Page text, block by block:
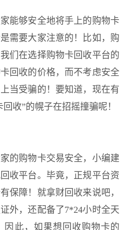
够安全地将手上的购物卡
需要大家注意的！比如，购
们在选择购物卡回收平台的
回收的价格，而不考虑安全
当受骗的！要知道，现在有
收”的幌子在招摇撞骗呢！
购物卡交易安全，小编建
收平台。毕竟，正规平台资
保障！就拿财回收来说吧，
外，还配备了7*24小时全天
因此，如果想回收购物卡的